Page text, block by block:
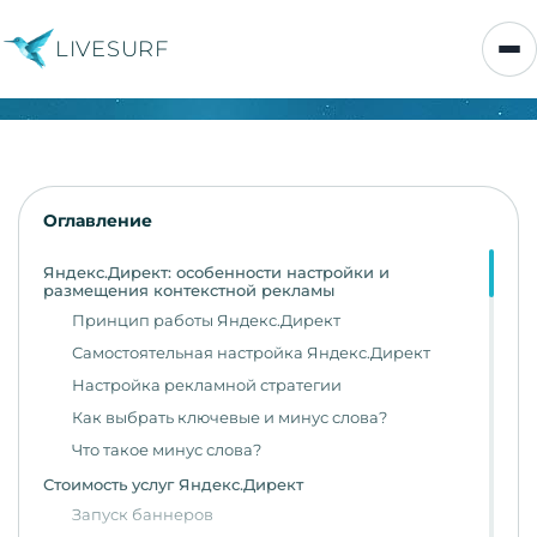
LIVESURF
Оглавление
Яндекс.Директ: особенности настройки и
размещения контекстной рекламы
Принцип работы Яндекс.Директ
Самостоятельная настройка Яндекс.Директ
Настройка рекламной стратегии
Как выбрать ключевые и минус слова?
Что такое минус слова?
Стоимость услуг Яндекс.Директ
Запуск баннеров